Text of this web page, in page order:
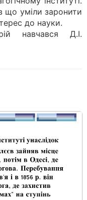
що уміли заронити
до науки.
навчався Д.І.